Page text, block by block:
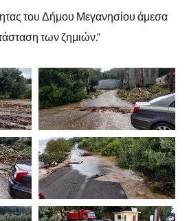
του Δήμου Μεγανησίου άμεσα
των ζημιών.”